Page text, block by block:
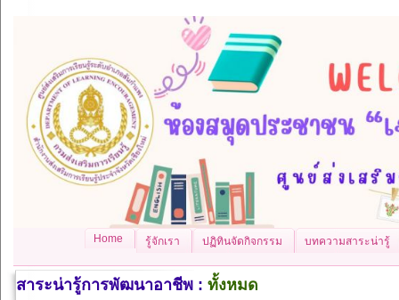
Home รู้จักเรา ปฏิทินจัดกิจกรรม บทความสาระน่ารู้
สาระน่ารู้การพัฒนาอาชีพ : ทั้งหมด